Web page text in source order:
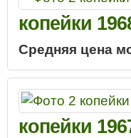
копейки
Средняя цена
копейки